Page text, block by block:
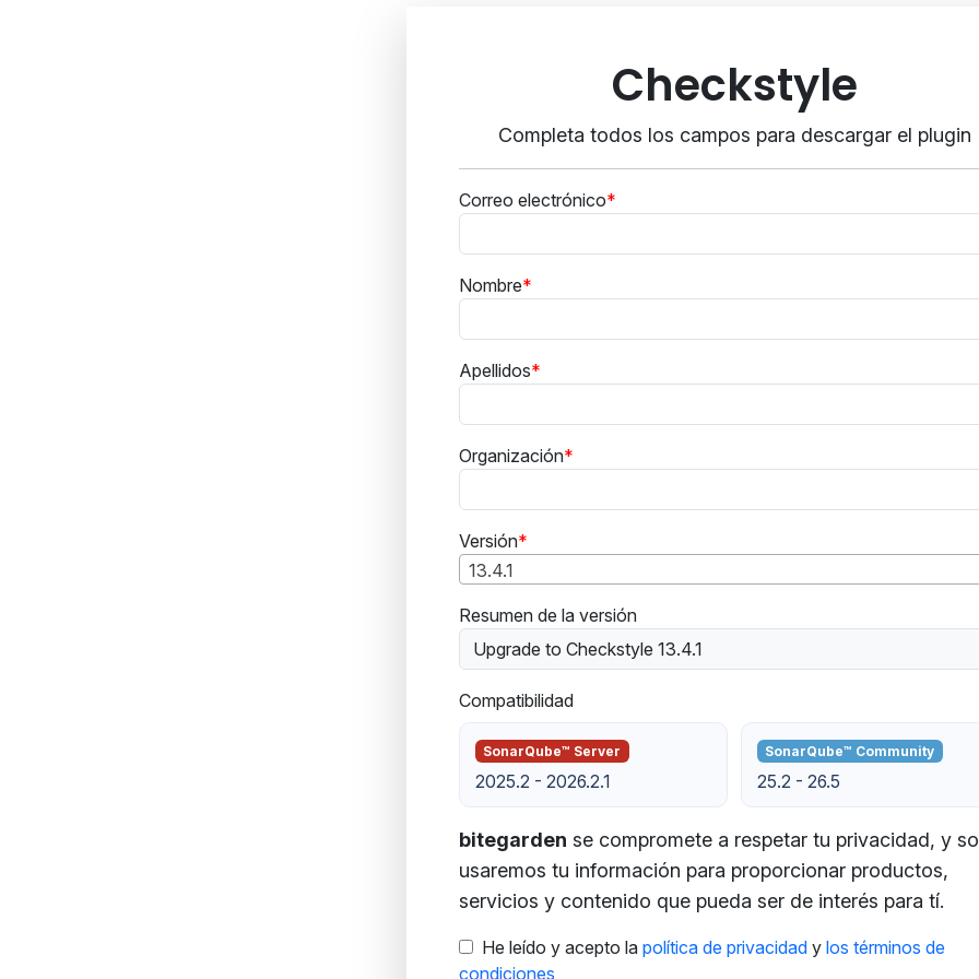
Checkstyle
Completa todos los campos para descargar el plugin
Correo electrónico
Nombre
Apellidos
Organización
Versión
13.4.1
Resumen de la versión
Upgrade to Checkstyle 13.4.1
Compatibilidad
SonarQube™ Server
2025.2 - 2026.2.1
SonarQube™ Community
25.2 - 26.5
bitegarden se compromete a respetar tu privacidad, y
usaremos tu información para proporcionar productos,
servicios y contenido que pueda ser de interés para tí.
He leído y acepto la política de privacidad y los términos de
condiciones